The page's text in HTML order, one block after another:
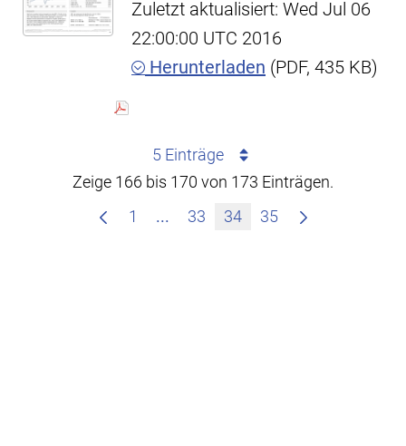
Zuletzt aktualisiert: Wed Jul 06
22:00:00 UTC 2016
Herunterladen (PDF, 435 KB)
5 Einträge
Zeige 166 bis 170 von 173 Einträgen.
1
... Zwischenseiten Navigieren mit
33 34 35